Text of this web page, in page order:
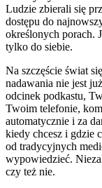
Ludzie zbierali się
dostępu do
określonych porach.
tylko do siebie.
Na szczęście świat
nadawania nie jest
odcinek podkastu,
Twoim telefonie,
automatycznie i za
kiedy chcesz i gdzie
od tradycyjnych
wypowiedzieć.
czy też nie.